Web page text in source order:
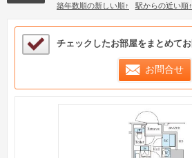
築年数順の新しい順
駅からの近い順
検討中リストサンプル
チェックしたお部屋をまとめて
お問合せ